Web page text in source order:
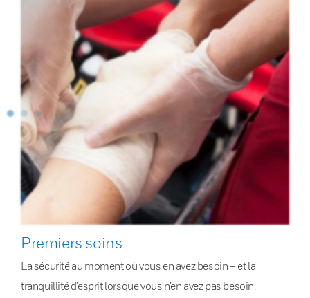
Premiers soins
La sécurité au moment où vous en avez besoin – et la
tranquillité d’esprit lorsque vous n’en avez pas besoin.